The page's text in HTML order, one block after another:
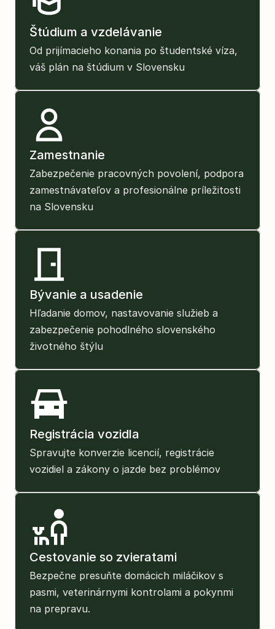
Štúdium a vzdelávanie
Od prijímacieho konania po študentské víza,
váš plán na štúdium v Slovensku
Zamestnanie
Zabezpečenie pracovných povolení, podpora
zamestnávateľov a profesionálne príležitosti
na Slovensku
Bývanie a usadenie
Hľadanie domov, nastavovanie služieb a
zabezpečenie pohodlného slovenského
životného štýlu
Registrácia vozidla
Spravujte konverzie licencií, registrácie
vozidiel a zákony o jazde bez problémov
Cestovanie so zvieratami
Bezpečne presuňte domácich miláčikov s
pasmi, veterinárnymi kontrolami a pokynmi
na prepravu.